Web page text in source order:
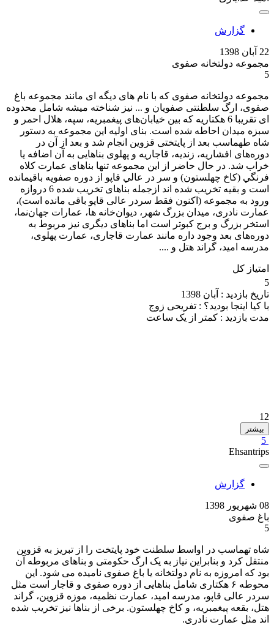
گزارش
22 آبان 1398
مجموعه دولتخانه صفوی
5
مجموعه دولتخانه صفوی که با نام های دیگه ای مانند مجموعه باغ
صفوی، ارگ سلطنتی صفویان و ... نیز شناخته میشه شامل محدوده
ای تقریبا 6 هکتاریه که بین خیابان‌های پیغمبریه، سپه، هلال احمر و
سبزه میدان احاطه شده است. بنای اولیه این مجموعه به دستور
شاه طهماسب بعد از پایتختی قزوین انجام شد و بعد از آن در
دوره‌های افشاریه، زندیه، قاجاریه و پهلوی بناهایی به آن اضافه یا
خراب شد. در حال حاضر از این مجموعه تنها بناهای عمارت کلاه
فرنگي (کاخ چهلستون) و سر در عالي قاپو از دوره صفویه باقیمانده
است و بقیه تخریب شده اند ازجمله بناهای تخریب شده 6 دروازه
ورود به مجموعه (اکنون فقط سردر عالی قاپو باقی مانده است)،
عمارت نادری، میدان بزرگ شهر، دیوان‌خانه­ ها، عمارات جهان‌نما،
استخر بزرگ و برج کبوتر است اما بناهای دیگری نیز مربوط به
دوره‌های بعد وجود داره مانند عمارت قاجاری، عمارت پهلوی،
مدرسه امید، گراند هتل و ....
امتیاز کل
5
تاریخ بازدید : آبان 1398
با کیا اینجا بودید؟ : تفریحی زوج
مدت بازدید : کمتر از یک ساعت
12
بیشتر
5
Ehsantrips
گزارش
08 شهریور 1398
باغ صفوی
5
شاه تهماسب در اواسط سلطنت خود پایتخت را از تبریز به قزوین
منتقل کرد و بنابراین نیاز به یک ارگ حکومتی و بناهای مربوطه آن
بود که امروزه به نام دولتخانه یا باغ صفوی نامیده می شود. این
محوطه ۶ هکتاری شامل بناهایی از دوره صفوی و قاجار است مثل
سردر عالی قاپو، مدرسه امید، عمارت نظمیه، موزه قزوین، گراند
هتل، بقعه پیغمبریه، و کاخ چهلستون. برخی از بناها نیز تخریب شده
اند مثل عمارت نادری.